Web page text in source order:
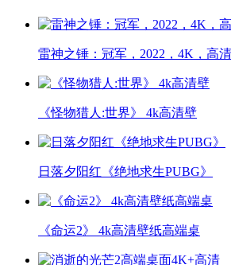
雷神之锤：冠军，2022，4K，高
《怪物猎人:世界》 4k高清壁
日落夕阳红《绝地求生PUBG》
《命运2》 4k高清壁纸高端桌